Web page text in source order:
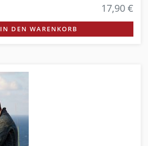
17,90 €
IN DEN WARENKORB